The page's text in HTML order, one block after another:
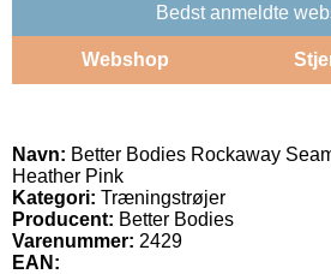
Bedst anmeldte
Webshop
Navn: Better Bodies Rockaway
Heather Pink
Kategori: Træningstrøjer
Producent: Better Bodies
Varenummer: 2429
EAN: